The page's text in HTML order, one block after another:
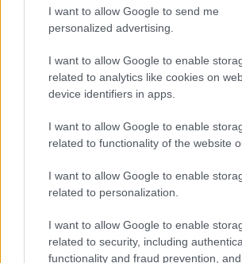
I want to allow Google to send me
personalized advertising.
I want to allow Google to enable
related to analytics like cookies on
device identifiers in apps.
I want to allow Google to enable
related to functionality of the website
I want to allow Google to enable
related to personalization.
I want to allow Google to enable
related to security, including
functionality and fraud prevention,
(Fokuzz)
#zdravlje
#hrana #Zub